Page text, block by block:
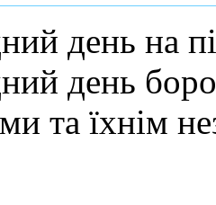
день на
день
та їхнім